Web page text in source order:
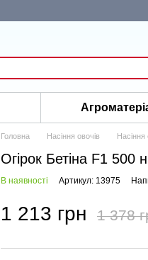
Головна Насіння овочів Насіння
Огірок Бетіна F1 500
В наявності Артикул: 13975
1 213 грн 1 378